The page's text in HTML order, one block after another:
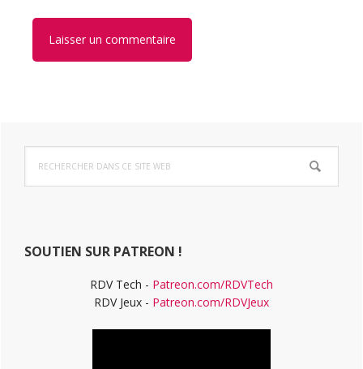
Barre
latérale
dans
ce
SOUTIEN SUR PATREON !
RDV Tech - Patreon.com/RDVTech
RDV Jeux - Patreon.com/RDVJeux